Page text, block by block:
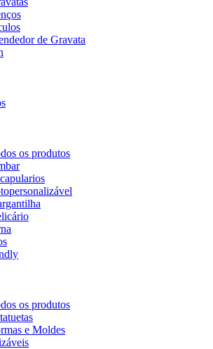
de Gravata
os produtos
os produtos
e Moldes